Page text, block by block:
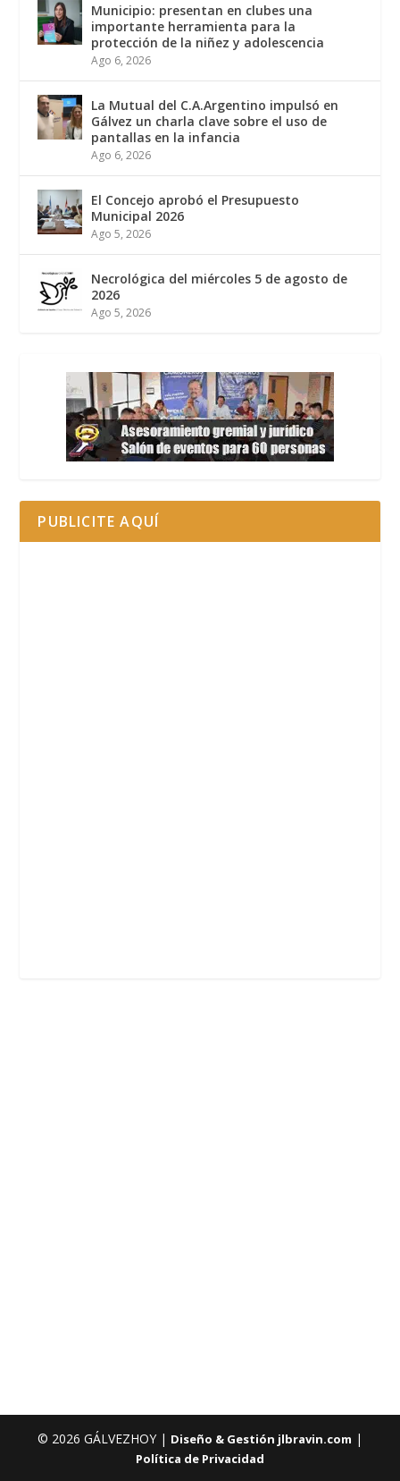
Municipio: presentan en clubes una
importante herramienta para la
protección de la niñez y adolescencia
Ago 6, 2026
La Mutual del C.A.Argentino impulsó en
Gálvez un charla clave sobre el uso de
pantallas en la infancia
Ago 6, 2026
El Concejo aprobó el Presupuesto
Municipal 2026
Ago 5, 2026
Necrológica del miércoles 5 de agosto de
2026
Ago 5, 2026
PUBLICITE AQUÍ
© 2026 GÁLVEZHOY | Diseño & Gestión jlbravin.com |
Política de Privacidad